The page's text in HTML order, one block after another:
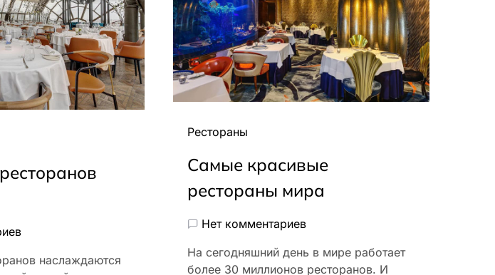
наслаждаются
Рестораны
Самые красивые
рестораны мира
Нет комментариев
На сегодняшний день в мире работает
более 30 миллионов ресторанов. И